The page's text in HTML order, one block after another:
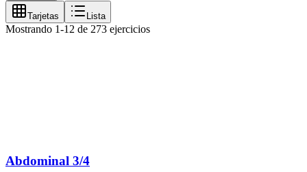
Tarjetas Lista
Mostrando 1-12 de 273 ejercicios
Abdominal 3/4